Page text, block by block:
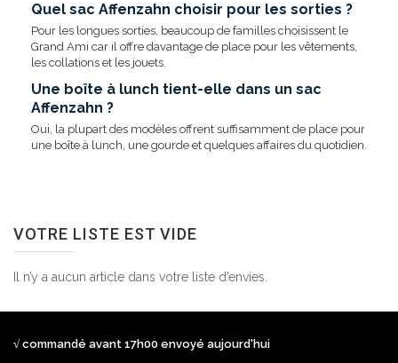
Quel sac Affenzahn choisir pour les sorties ?
Pour les longues sorties, beaucoup de familles choisissent le
Grand Ami car il offre davantage de place pour les vêtements,
les collations et les jouets.
Une boîte à lunch tient-elle dans un sac
Affenzahn ?
Oui, la plupart des modèles offrent suffisamment de place pour
une boîte à lunch, une gourde et quelques affaires du quotidien.
VOTRE LISTE EST VIDE
Il n’y a aucun article dans votre liste d’envies.
√ commandé avant 17h00 envoyé aujourd'hui